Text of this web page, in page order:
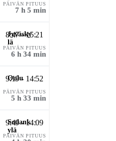
PÄIVÄN PITUUS
7 h 5 min
8:47 - 15:21
PÄIVÄN PITUUS
6 h 34 min
9:19 - 14:52
PÄIVÄN PITUUS
5 h 33 min
9:49 - 14:09
PÄIVÄN PITUUS